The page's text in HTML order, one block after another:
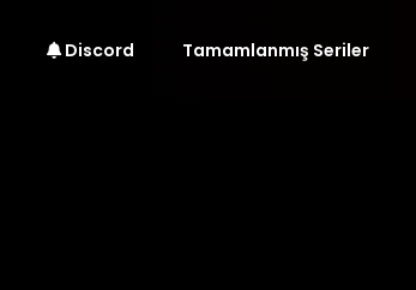
Discord Tamamlanmış Seriler